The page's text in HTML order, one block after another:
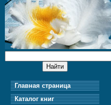
Главная страница
Каталог книг